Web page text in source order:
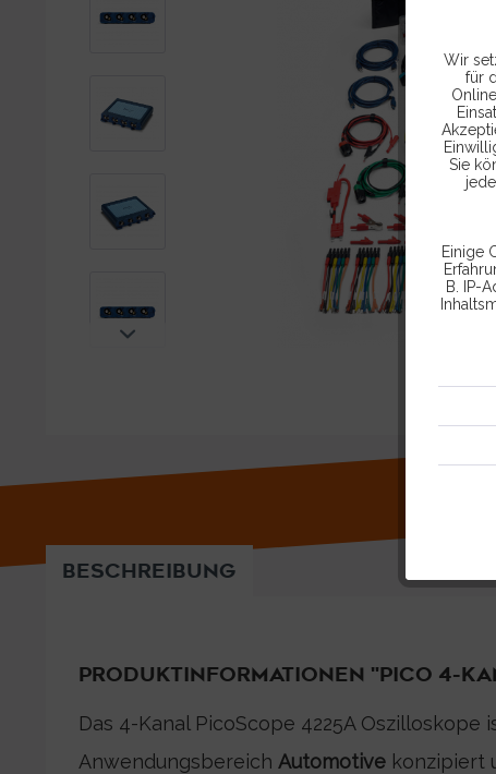
Wir
für
Sie
Einige
B. IP-
BESCHREIBUNG
PRODUKTINFORMATIONEN "PICO 4-
Das 4-Kanal PicoScope 4225A Oszilloskope
Anwendungsbereich Automotive konzipiert